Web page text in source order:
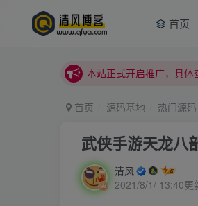
首页
本站正式开启推广，具体
本站正式开启推广，具体
首页 源码基地 热门源码
武侠手游天龙八
清风
2021/8/1/ 13:40更